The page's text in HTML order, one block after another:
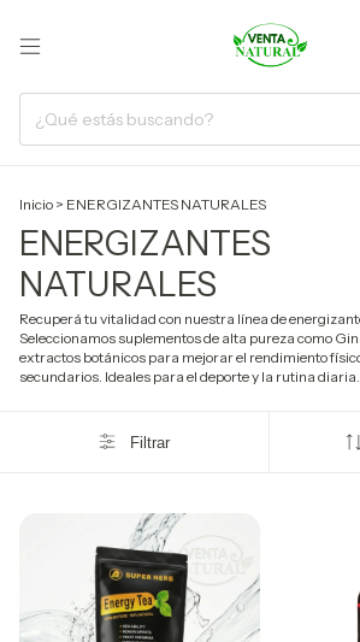
Inicio > ENERGIZANTES NATURALES
ENERGIZANTES
NATURALES
Recuperá tu vitalidad con nuestra línea de
Seleccionamos suplementos de alta pureza como
extractos botánicos para mejorar el rendimiento
secundarios. Ideales para el deporte y la rutina diaria.
Filtrar